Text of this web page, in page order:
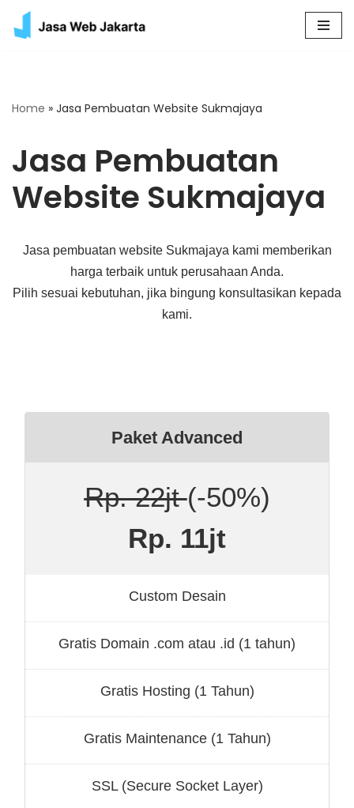
Skip
Home » Jasa Pembuatan Website Sukmajaya
Jasa Pembuatan
Website Sukmajaya
Jasa pembuatan website Sukmajaya kami memberikan
harga terbaik untuk perusahaan Anda.
Pilih sesuai kebutuhan, jika bingung konsultasikan kepada
kami.
Paket Advanced
Rp. 22jt(-50%)
Rp. 11jt
Custom Desain
Gratis Domain .com atau .id (1 tahun)
Gratis Hosting (1 Tahun)
Gratis Maintenance (1 Tahun)
SSL (Secure Socket Layer)